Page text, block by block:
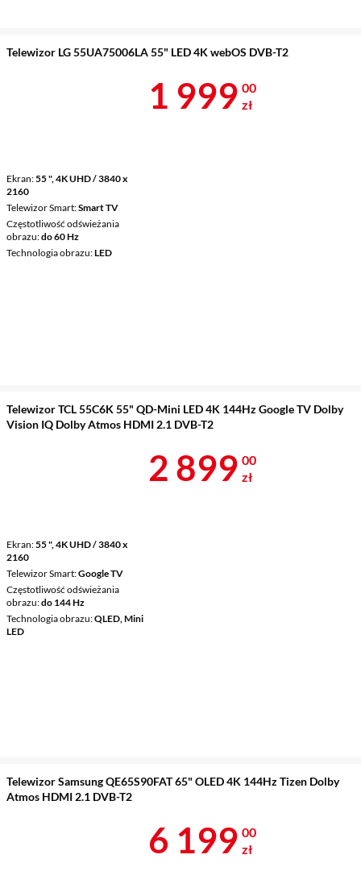
Telewizor LG 55UA75006LA 55" LED 4K webOS DVB-T2
Ekran 55 ", 4K UHD / 3840 x
2160
Telewizor Smart Smart TV
Częstotliwość odświeżania
obrazu do 60 Hz
Technologia obrazu LED
Cena 1 999 zł
1 999 00
zł
Telewizor TCL 55C6K 55" QD-Mini LED 4K 144Hz Google TV Dolby
Vision IQ Dolby Atmos HDMI 2.1 DVB-T2
Ekran 55 ", 4K UHD / 3840 x
2160
Telewizor Smart Google TV
Częstotliwość odświeżania
obrazu do 144 Hz
Technologia obrazu QLED, Mini
LED
Cena 2 899 zł
2 899 00
zł
Telewizor Samsung QE65S90FAT 65" OLED 4K 144Hz Tizen Dolby
Atmos HDMI 2.1 DVB-T2
Cena 6 199 zł
6 199 00
zł